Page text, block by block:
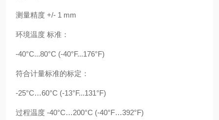
测量精度 +/- 1 mm
环境温度 标准：
-40°C...80°C (-40°F...176°F)
符合计量标准的标定：
-25°C…60°C (-13°F...131°F)
过程温度 -40°C…200°C (-40°F…392°F)